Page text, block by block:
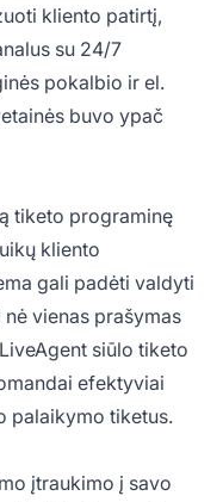
kliento patirtį,
su 24/7
pokalbio ir el.
buvo ypač
tiketo programinę
kliento
gali padėti valdyti
vienas prašymas
siūlo tiketo
efektyviai
palaikymo tiketus.
įtraukimo į savo